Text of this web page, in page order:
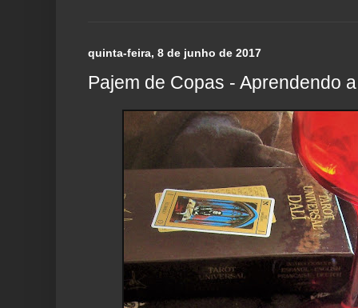
quinta-feira, 8 de junho de 2017
Pajem de Copas - Aprendendo